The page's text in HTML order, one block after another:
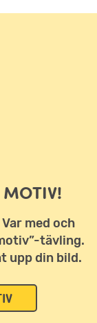
MOTIV!
med och
tävling.
upp din bild.